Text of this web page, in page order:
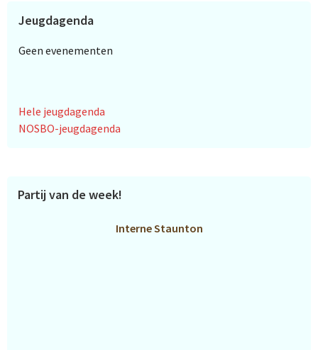
Jeugdagenda
Geen evenementen
Hele jeugdagenda
NOSBO-jeugdagenda
Partij van de week!
Interne Staunton